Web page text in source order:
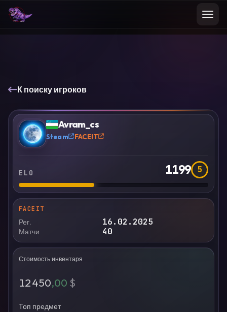
К поиску игроков
? Avram_cs
Steam FACEIT
ELO 1199 5
FACEIT
Рег. 16.02.2025
Матчи 40
Стоимость инвентаря
12 450,00 $
Топ предмет